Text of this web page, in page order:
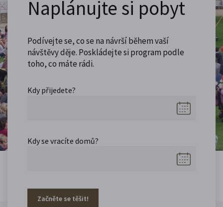
Naplánujte si pobyt
Podívejte se, co se na návrší během vaší
návštěvy děje. Poskládejte si program podle
toho, co máte rádi.
Kdy přijedete?
Kdy se vracíte domů?
Začněte se těšit!